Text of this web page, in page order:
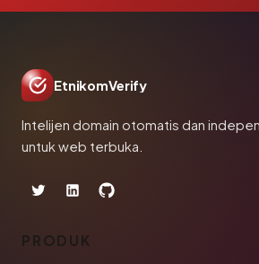
EtnikomVerify
Intelijen domain otomatis dan
untuk web terbuka.
PRODUK